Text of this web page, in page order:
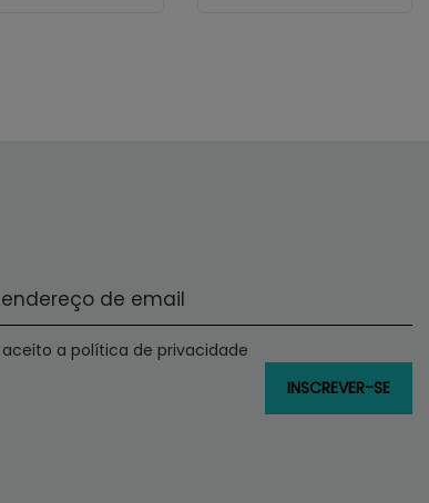
aceito a política de privacidade